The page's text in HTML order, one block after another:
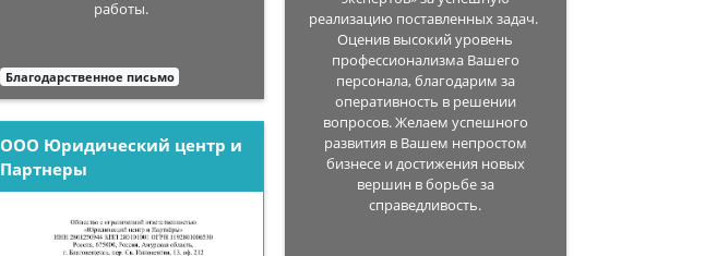
работы.
Благодарственное письмо
реализацию поставленных задач.
Оценив высокий уровень
профессионализма Вашего
персонала, благодарим за
оперативность в решении
вопросов. Желаем успешного
развития в Вашем непростом
бизнесе и достижения новых
вершин в борьбе за
справедливость.
ООО Юридический центр и
Партнеры